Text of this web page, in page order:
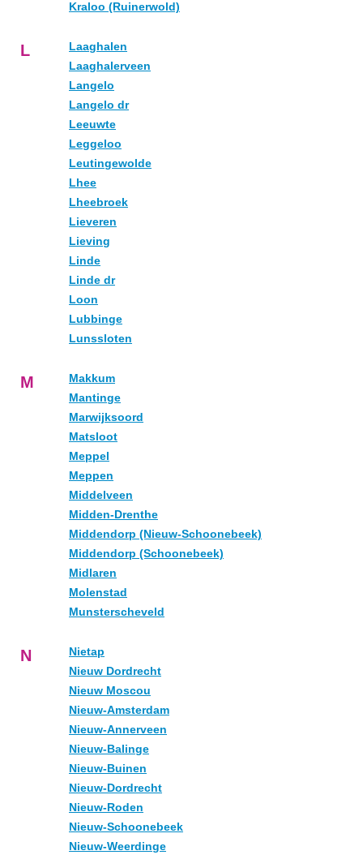
Kraloo (Ruinerwold)
L
Laaghalen
Laaghalerveen
Langelo
Langelo dr
Leeuwte
Leggeloo
Leutingewolde
Lhee
Lheebroek
Lieveren
Lieving
Linde
Linde dr
Loon
Lubbinge
Lunssloten
M
Makkum
Mantinge
Marwijksoord
Matsloot
Meppel
Meppen
Middelveen
Midden-Drenthe
Middendorp (Nieuw-Schoonebeek)
Middendorp (Schoonebeek)
Midlaren
Molenstad
Munsterscheveld
N
Nietap
Nieuw Dordrecht
Nieuw Moscou
Nieuw-Amsterdam
Nieuw-Annerveen
Nieuw-Balinge
Nieuw-Buinen
Nieuw-Dordrecht
Nieuw-Roden
Nieuw-Schoonebeek
Nieuw-Weerdinge